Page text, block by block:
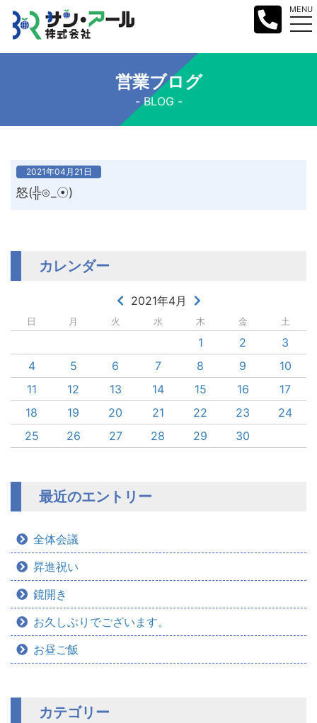
MENU
営業ブログ
BLOG
2021年04月21日
怒(╬⊙_☉)
カレンダー
2021年4月
日 月 火 水 木 金 土
1 2
3
4
5 6 7 8 9
10
11
12 13 14 15 16
17
18
19 20 21 22 23
24
25
26 27 28 29 30
最近のエントリー
全体会議
昇進祝い
鏡開き
お久しぶりでございます。
お昼ご飯
カテゴリー